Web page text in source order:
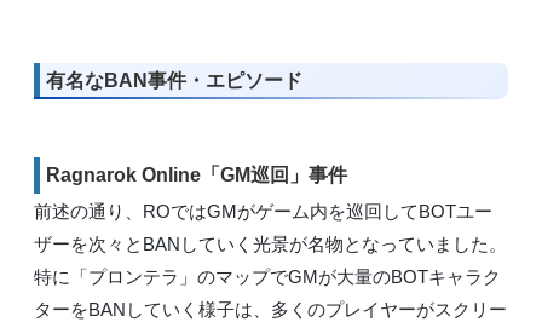
有名なBAN事件・エピソード
Ragnarok Online「GM巡回」事件
前述の通り、ROではGMがゲーム内を巡回してBOTユー
ザーを次々とBANしていく光景が名物となっていました。
特に「プロンテラ」のマップでGMが大量のBOTキャラク
ターをBANしていく様子は、多くのプレイヤーがスクリー